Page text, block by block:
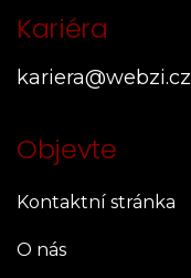
Kariéra
kariera@webzi.cz
Objevte
Kontaktní stránka
O nás